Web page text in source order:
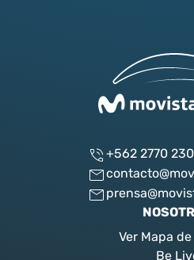
+562 2770
Ver Mapa